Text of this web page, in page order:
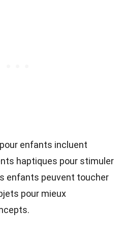
enfants incluent
haptiques pour stimuler
enfants peuvent toucher
pour mieux